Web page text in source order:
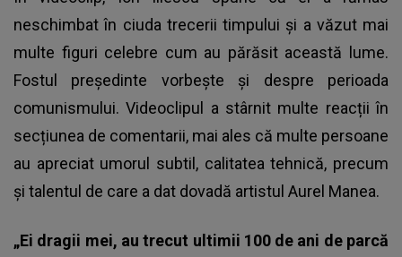
neschimbat în ciuda trecerii timpului și a văzut mai
multe figuri celebre cum au părăsit această lume.
Fostul președinte vorbește și despre perioada
comunismului. Videoclipul a stârnit multe reacții în
secțiunea de comentarii, mai ales că multe persoane
au apreciat umorul subtil, calitatea tehnică, precum
și talentul de care a dat dovadă artistul Aurel Manea.
„Ei dragii mei, au trecut ultimii 100 de ani de parcă